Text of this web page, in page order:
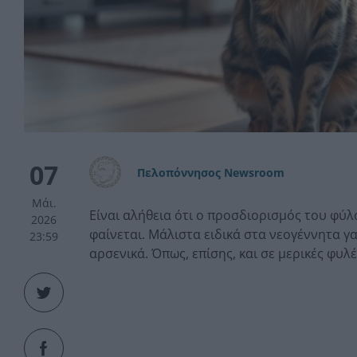
07
Μάι.
2026
23:59
Πελοπόννησος Newsroom
Είναι αλήθεια ότι ο προσδιορισμός του
φαίνεται. Μάλιστα ειδικά στα νεογέννητα
αρσενικά. Όπως, επίσης, και σε μερικές